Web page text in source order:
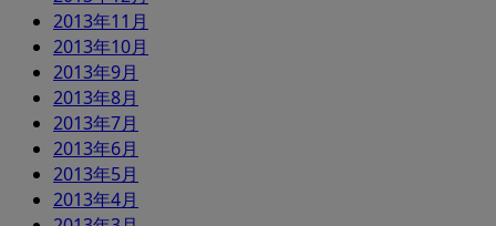
2013年11月
2013年10月
2013年9月
2013年8月
2013年7月
2013年6月
2013年5月
2013年4月